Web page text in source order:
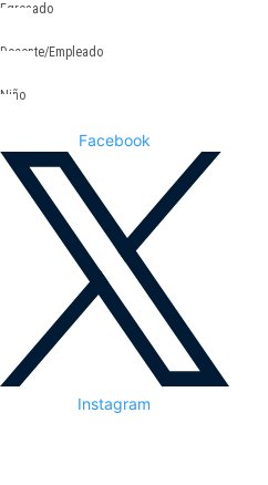
Egresado
Docente/Empleado
Niño
Facebook
Instagram